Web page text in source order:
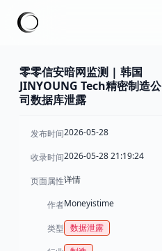
零零信安暗网监测 | 韩国
JINYOUNG Tech精密制造公
司数据库泄露
发布时间2026-05-28
收录时间2026-05-28 21:19:24
页面属性详情
作者Moneyistime
类型 数据泄露